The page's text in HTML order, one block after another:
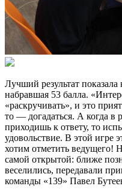
Лучший результат
набравшая 53 балла.
«раскручивать», и это
то — догадаться. А когда в
приходишь к ответу, то
удовольствие. В этой игре
хотим отметить ведущего!
самой открытой: ближе
веселились, передавали
команды «139» Павел